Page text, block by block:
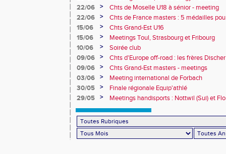
22/06
>
Chts de Moselle U18 à sénior - meeting
22/06
>
Chts de France masters : 5 médailles
15/06
>
Chts Grand-Est U16
15/06
>
Meetings Toul, Strasbourg et Fribourg
10/06
>
Soirée club
09/06
>
Chts d'Europe off-road : les frères
09/06
>
Chts Grand-Est masters - meetings
03/06
>
Meeting international de Forbach
30/05
>
Finale régionale Equip'athlé
29/05
> Meetings handisports : Nottwil (Sui) et